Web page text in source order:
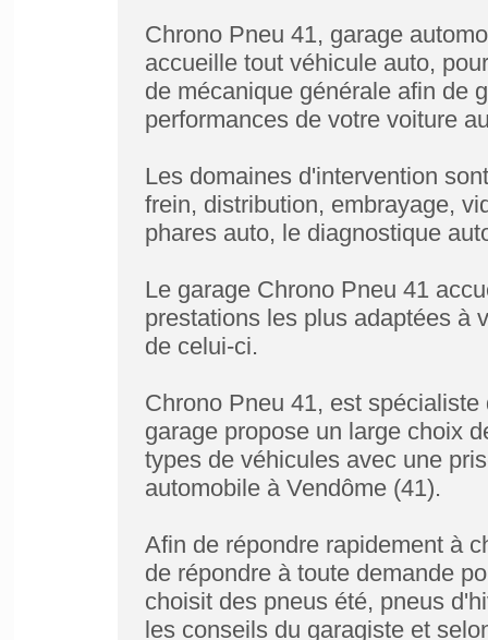
Chrono Pneu 41, garage
accueille tout véhicule auto,
de mécanique générale afin de
performances de votre voiture
Les domaines d'intervention
frein, distribution, embrayage,
phares auto, le diagnostique
Le garage Chrono Pneu 41
prestations les plus adaptées à
de celui-ci.
Chrono Pneu 41, est
garage propose un large choix
types de véhicules avec une
automobile à Vendôme (41).
Afin de répondre rapidement à
de répondre à toute demande
choisit des pneus été, pneus
les conseils du garagiste et